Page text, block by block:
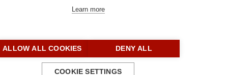
Learn more
ALLOW ALL COOKIES DENY ALL
COOKIE SETTINGS